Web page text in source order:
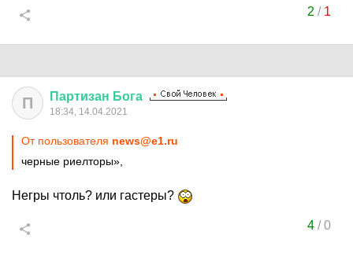
2 / 1
П Партизан Бога
18:34, 14.04.2021
От пользователя news@e1.ru
черные риелторы»,
Негры чтоль? или гастеры?
4/0